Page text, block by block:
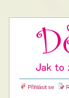
Přihlásit se